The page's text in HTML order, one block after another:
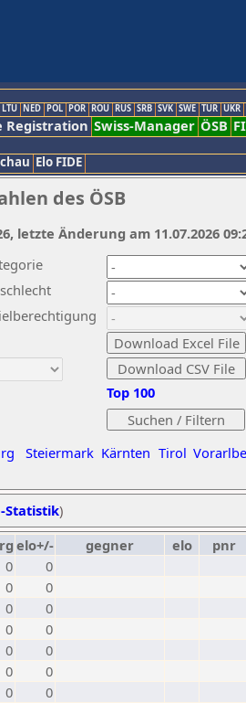
LTU NED POL POR ROU RUS SRB SVK SWE TUR UKR
Registration Swiss-Manager ÖSB
Elo FIDE
des ÖSB
Steiermark Kärnten Tirol
Top 100
letzte Änderung am 11.07.2026
Statistik)
elo+/- gegner elo
pnr
0
0
0
0
0
0
0
0
0
0
0
0
0
0